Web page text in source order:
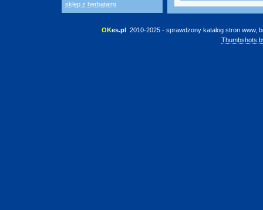
sklep z herbatami
OKes.pl 2010-2025 - sprawdzony katalog stron www,
Thumbshots